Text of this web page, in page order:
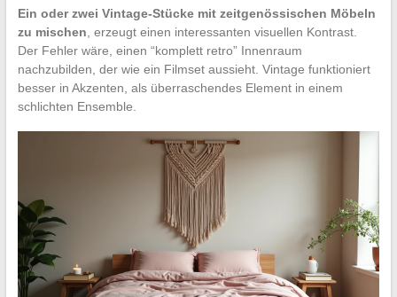
Ein oder zwei Vintage-Stücke mit zeitgenössischen Möbeln
zu mischen , erzeugt einen interessanten visuellen Kontrast.
Der Fehler wäre, einen “komplett retro” Innenraum
nachzubilden, der wie ein Filmset aussieht. Vintage funktioniert
besser in Akzenten, als überraschendes Element in einem
schlichten Ensemble.